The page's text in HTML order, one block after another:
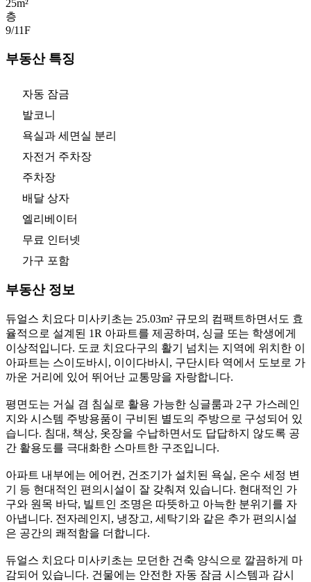
25m²
층
9/11F
부동산 특징
자동 잠금
발코니
욕실과 세면실 분리
자전거 주차장
주차장
배달 상자
엘리베이터
무료 인터넷
가구 포함
부동산 정보
듀얼스 치요다 미사키초는 25.03m² 규모의 컴팩트하면서도 효
율적으로 설계된 1R 아파트를 제공하며, 싱글 또는 학생에게
이상적입니다. 도쿄 치요다구의 활기 넘치는 지역에 위치한 이
아파트는 스이도바시, 이이다바시, 구단시타 역에서 도보로 가
까운 거리에 있어 뛰어난 교통망을 자랑합니다.
평면도는 거실 겸 침실로 활용 가능한 싱글룸과 2구 가스레인
지와 시스템 주방용품이 구비된 별도의 주방으로 구성되어 있
습니다. 침대, 책상, 옷장을 수납하면서도 답답하지 않도록 공
간 활용도를 극대화한 스마트한 구조입니다.
아파트 내부에는 에어컨, 건조기가 설치된 욕실, 온수 세정 변
기 등 현대적인 편의시설이 잘 갖춰져 있습니다. 현대적인 가
구와 원목 바닥, 빌트인 조명은 따뜻하고 아늑한 분위기를 자
아냅니다. 전자레인지, 냉장고, 세탁기와 같은 추가 편의시설
은 공간의 쾌적함을 더합니다.
듀얼스 치요다 미사키초는 모던한 건축 양식으로 깔끔하게 마
감되어 있습니다. 건물에는 안전한 자동 잠금 시스템과 감시